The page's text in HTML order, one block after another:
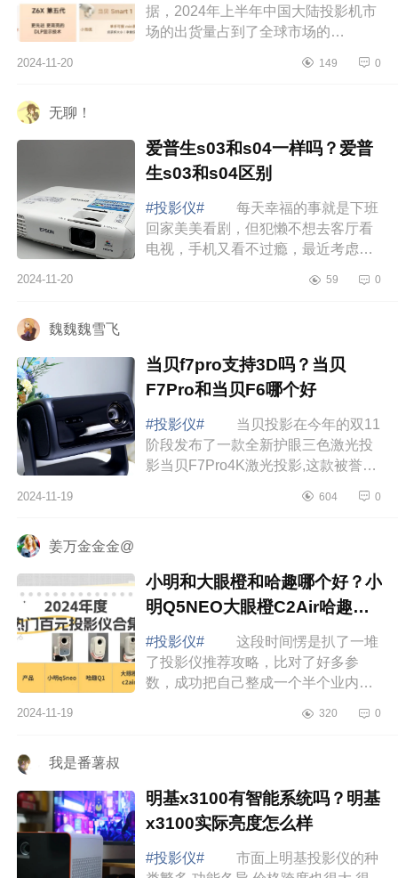
据，2024年上半年中国大陆投影机市
场的出货量占到了全球市场的
的出货量有望达到2000万台，销售额
2024-11-20 149 0
无聊！
爱普生s03和s04一样吗？爱普
生s03和s04区别
#投影仪#
每天幸福的事就是下班
回家美美看剧，但犯懒不想去客厅看
电视，手机又看不过瘾，最近考虑入
普生s03和s04一样吗？爱普生s03和
2024-11-20 59 0
魏魏魏雪飞
当贝f7pro支持3D吗？当贝
F7Pro和当贝F6哪个好
#投影仪#
当贝投影在今年的双11
阶段发布了一款全新护眼三色激光投
影当贝F7Pro4K激光投影,这款被誉
定位高端系列;下面小编为大家介绍下
2024-11-19 604 0
姜万金金金@
小明和大眼橙和哈趣哪个好？小
明Q5NEO大眼橙C2Air哈趣Q1
应该如何选
#投影仪#
这段时间愣是扒了一堆
了投影仪推荐攻略，比对了好多参
数，成功把自己整成一个半个业内
眼橙和哈趣哪个好？小明Q5NEO大眼
2024-11-19 320 0
我是番薯叔
明基x3100有智能系统吗？明基
x3100实际亮度怎么样
#投影仪#
市面上明基投影仪的种